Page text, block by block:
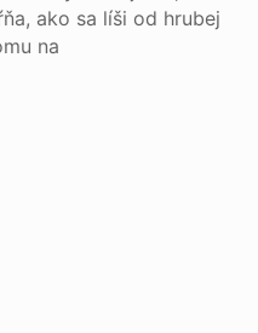
ako sa líši od hrubej
na